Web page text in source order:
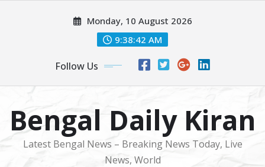
Monday, 10 August 2026
9:38:44 AM
Follow Us
Bengal Daily Kiran
Latest Bengal News – Breaking News Today, Live
News, World